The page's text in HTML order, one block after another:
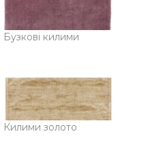
Бузкові килими
Килими золото